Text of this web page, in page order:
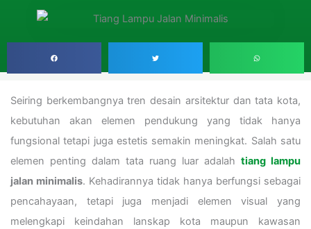
Seiring berkembangnya tren desain arsitektur dan tata kota,
kebutuhan akan elemen pendukung yang tidak hanya
fungsional tetapi juga estetis semakin meningkat. Salah satu
elemen penting dalam tata ruang luar adalah tiang lampu
jalan minimalis. Kehadirannya tidak hanya berfungsi sebagai
pencahayaan, tetapi juga menjadi elemen visual yang
melengkapi keindahan lanskap kota maupun kawasan